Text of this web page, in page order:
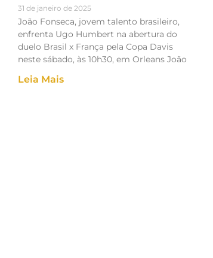
31 de janeiro de 2025
João Fonseca, jovem talento brasileiro,
enfrenta Ugo Humbert na abertura do
duelo Brasil x França pela Copa Davis
neste sábado, às 10h30, em Orleans João
Leia Mais